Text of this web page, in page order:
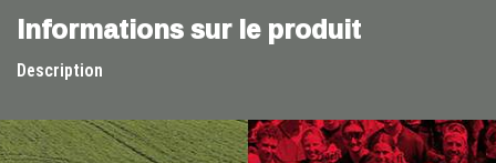
Informations sur le produit
Description